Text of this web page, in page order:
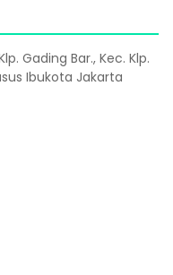
Gading Bar., Kec. Klp.
Ibukota Jakarta